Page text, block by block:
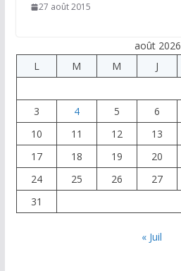
27 août 2015
août 2026
L
M M J
3
4 5 6
10
11 12 13
17
18 19 20
24
25 26 27
31
« Juil